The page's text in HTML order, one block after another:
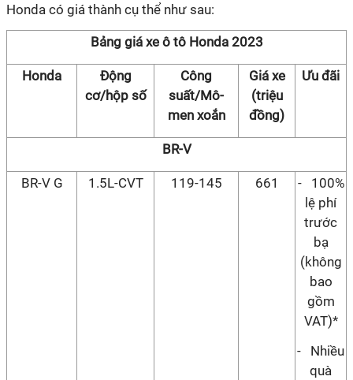
Honda có giá thành cụ thể như sau:
Bảng giá xe ô tô Honda 2023
Honda
Động
cơ/hộp số
Công
suất/Mô-
men xoắn
Giá xe
(triệu
đồng)
Ưu đãi
BR-V
BR-V G 1.5L-CVT 119-145 661
- 100%
lệ phí
trước
bạ
(không
bao
gồm
VAT)*
- Nhiều
quà